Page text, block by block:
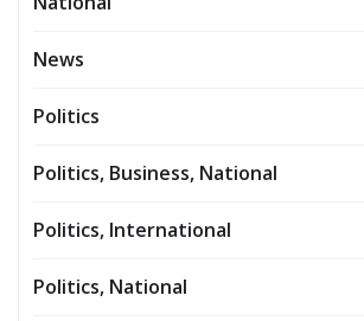
News
Politics
Politics, Business, National
Politics, International
Politics, National